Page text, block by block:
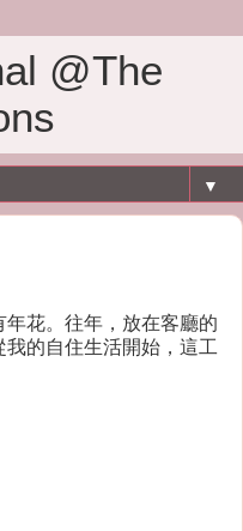
@The
▼
花。往年，放在客廳的
的自住生活開始，這工